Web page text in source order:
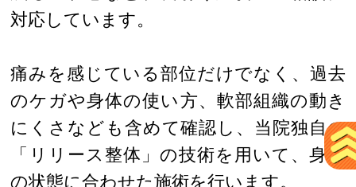
対応しています。
痛みを感じている部位だけでなく、過去
のケガや身体の使い方、軟部組織の動き
にくさなども含めて確認し、当院独自の
「リリース整体」の技術を用いて、身体
の状態に合わせた施術を行います。